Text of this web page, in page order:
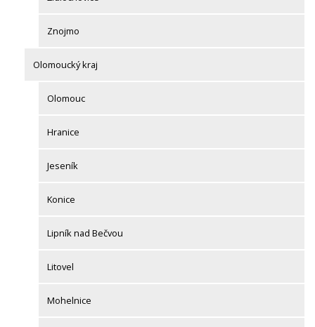
Znojmo
Olomoucký kraj
Olomouc
Hranice
Jeseník
Konice
Lipník nad Bečvou
Litovel
Mohelnice